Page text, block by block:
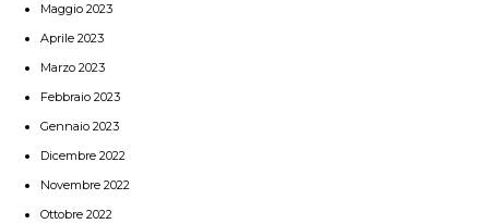
Maggio 2023
Aprile 2023
Marzo 2023
Febbraio 2023
Gennaio 2023
Dicembre 2022
Novembre 2022
Ottobre 2022